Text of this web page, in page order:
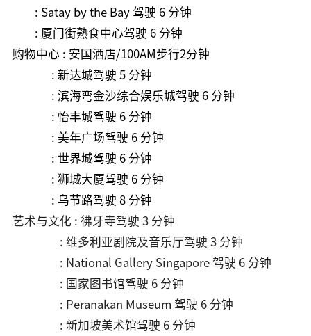
: Satay by the Bay 驾驶 6 分钟
: 厦门街熟食中心驾驶 6 分钟
购物中心 : 安国洒店/100AM步行2分钟
: 新达城驾驶 5 分钟
: 滨海弯金沙综合娱乐城驾驶 6 分钟
: 怡丰城驾驶 6 分钟
: 美年广场驾驶 6 分钟
: 世界城驾驶 6 分钟
: 狮城大厦驾驶 6 分钟
: 乌节路驾驶 8 分钟
艺术与文化 : 彿牙寺驾驶 3 分钟
: 维多利亚剧院及音乐厅驾驶 3 分钟
: National Gallery Singapore 驾驶 6 分钟
: 国家图书馆驾驶 6 分钟
: Peranakan Museum 驾驶 6 分钟
: 新加坡美术馆驾驶 6 分钟